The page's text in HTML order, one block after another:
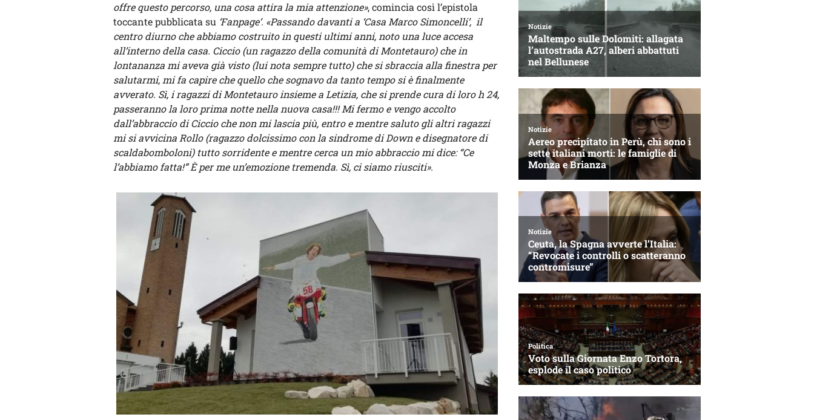
offre questo percorso, una cosa attira la mia attenzione», comincia così l’epistola
toccante pubblicata su ‘Fanpage’. «Passando davanti a ‘Casa Marco Simoncelli’, il
centro diurno che abbiamo costruito in questi ultimi anni, noto una luce accesa
all’interno della casa. Ciccio (un ragazzo della comunità di Montetauro) che in
lontananza mi aveva già visto (lui nota sempre tutto) che si sbraccia alla finestra per
salutarmi, mi fa capire che quello che sognavo da tanto tempo si è finalmente
avverato. Sì, i ragazzi di Montetauro insieme a Letizia, che si prende cura di loro h 24,
passeranno la loro prima notte nella nuova casa!!! Mi fermo e vengo accolto
dall’abbraccio di Ciccio che non mi lascia più, entro e mentre saluto gli altri ragazzi
mi si avvicina Rollo (ragazzo dolcissimo con la sindrome di Down e disegnatore di
scaldabomboloni) tutto sorridente e mentre cerca un mio abbraccio mi dice: “Ce
l’abbiamo fatta!” È per me un’emozione tremenda. Sì, ci siamo riusciti».